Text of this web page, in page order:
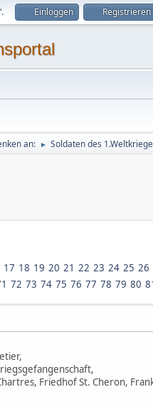
Einloggen Registrieren
an: ► Soldaten des
17 18 19 20 21 22 23 24 25 26
72 73 74 75 76 77 78 79 80
Friedhof St. Cheron,